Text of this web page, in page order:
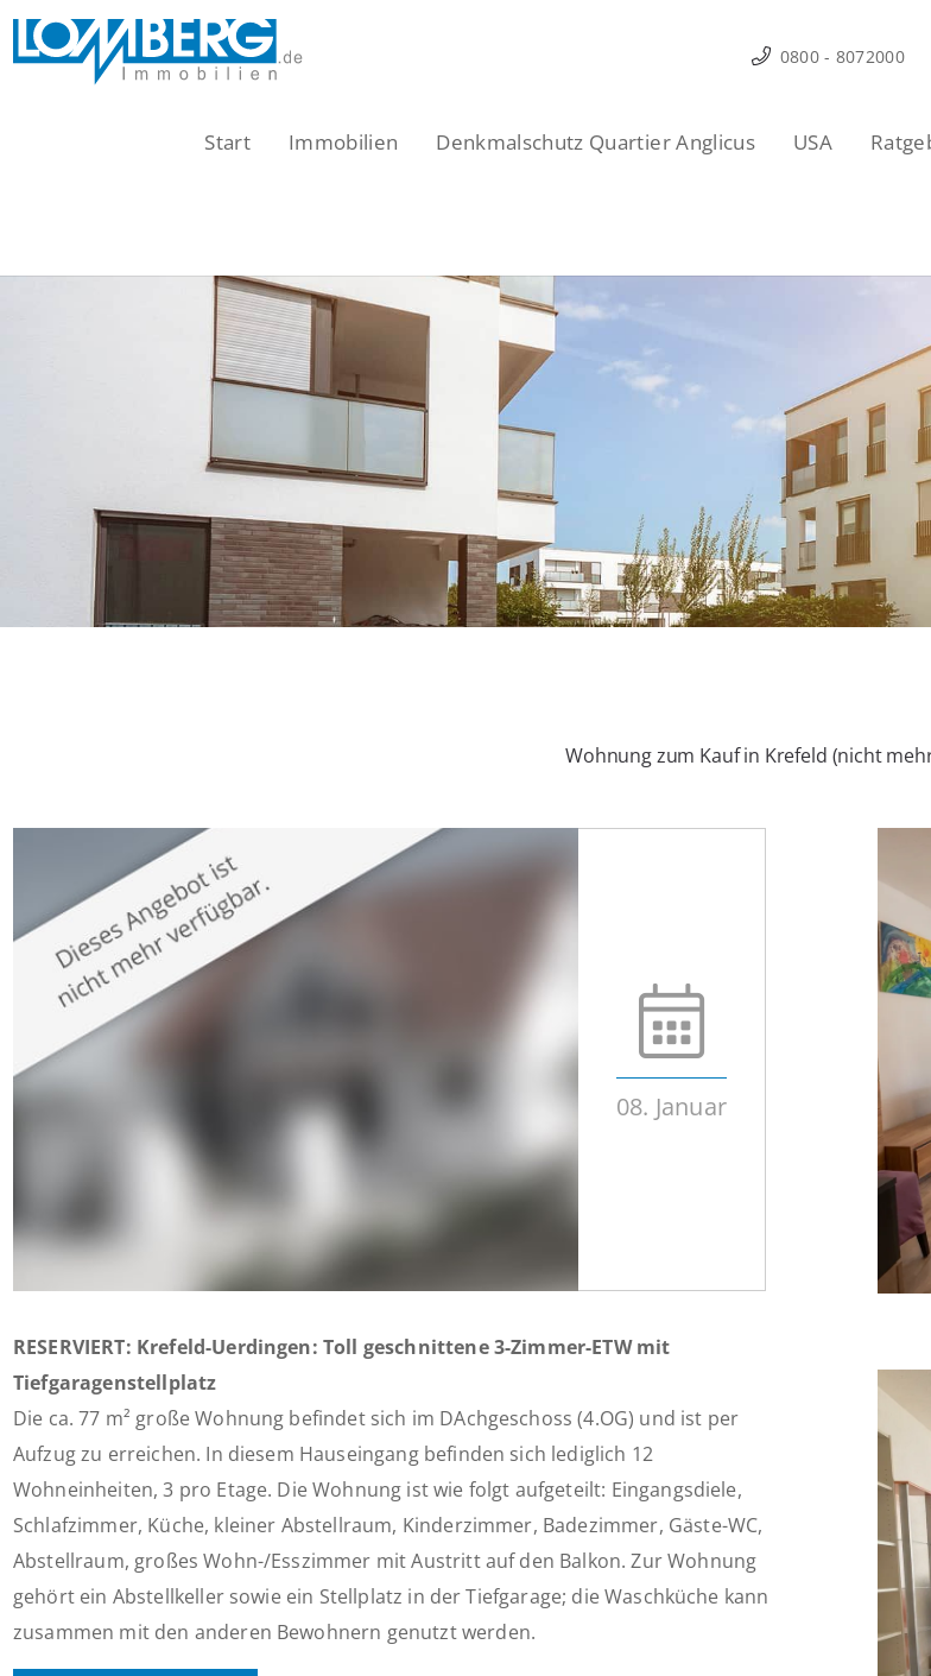
Zum
Inhalt
0800 - 8072000
Start Immobilien Denkmalschutz Quartier Anglicus USA
Wohnung zum Kauf in Krefeld (nicht
08. Januar
RESERVIERT: Krefeld-Uerdingen: Toll geschnittene 3-Zimmer-ETW mit
Tiefgaragenstellplatz
Die ca. 77 m² große Wohnung befindet sich im DAchgeschoss (4.OG) und ist per
Aufzug zu erreichen. In diesem Hauseingang befinden sich lediglich 12
Wohneinheiten, 3 pro Etage. Die Wohnung ist wie folgt aufgeteilt: Eingangsdiele,
Schlafzimmer, Küche, kleiner Abstellraum, Kinderzimmer, Badezimmer, Gäste-WC,
Abstellraum, großes Wohn-/Esszimmer mit Austritt auf den Balkon. Zur Wohnung
gehört ein Abstellkeller sowie ein Stellplatz in der Tiefgarage; die Waschküche kann
zusammen mit den anderen Bewohnern genutzt werden.